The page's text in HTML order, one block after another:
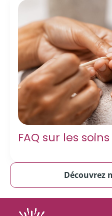
FAQ sur les
Découvrez